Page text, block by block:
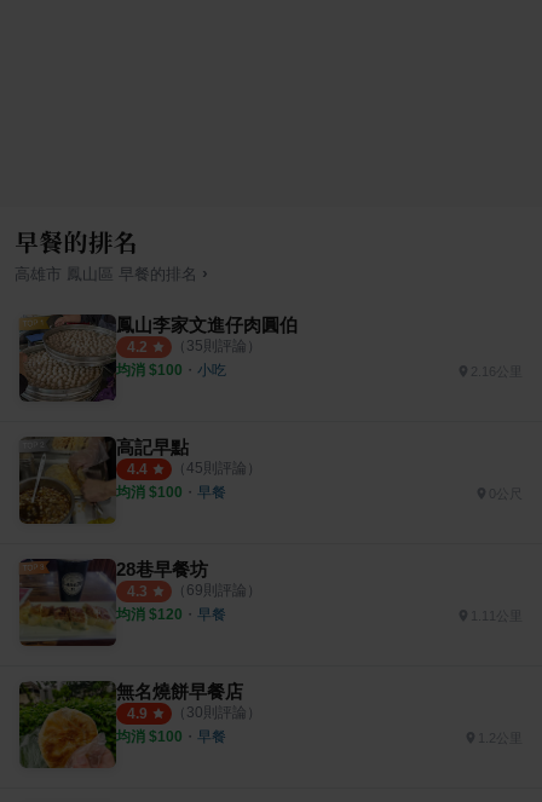
早餐的排名
高雄市 鳳山區 早餐的排名 ›
鳳山李家文進仔肉圓伯
4.2 （ 35則評論）
均消 $100 ・ 小吃
高記早點
4.4 （ 45則評論）
均消 $100 ・ 早餐
28巷早餐坊
4.3 （ 69則評論）
均消 $120 ・ 早餐
無名燒餅早餐店
4.9 （ 30則評論）
均消 $100 ・ 早餐